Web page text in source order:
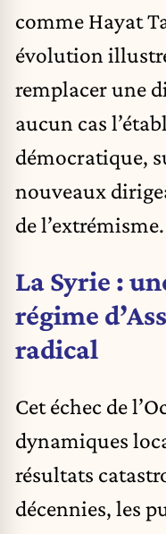
comme Hayat
évolution
remplacer une
aucun cas
démocratique,
nouveaux
de l’extrémisme.
La Syrie :
régime
radical
Cet échec de
dynamiques
résultats
décennies, les